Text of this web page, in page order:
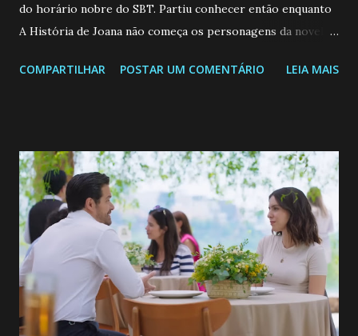
do horário nobre do SBT. Partiu conhecer então enquanto
A História de Joana não começa os personagens da novela?
de 25/05/26 a 31/05/26 JOANA GUADALUPE (Camila
permanecer virgem até encontrar o homem que realmente
ama, o que não é fácil, já que dedica todas as suas energias a
se aprimorar, trabalhando, estudando e se orgulhando de
ser a primeira mulher da família a ingressar na
universidade. Ela tem uma personalidade muito alegre, é
muito madura para a idade, determinada, criativa e
empática. Detesta injustiças e é uma ótima amiga. Pode ser
teimosa e muito persistente quando decide fazer algo.
COMPARTILHAR POSTAR UM COMENTÁRIO LEIA MAIS